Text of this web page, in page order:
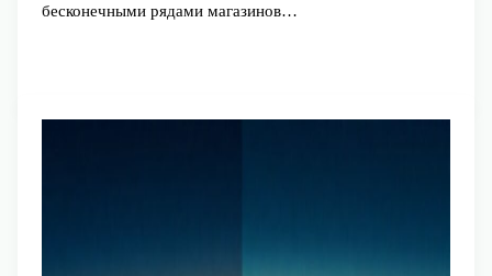
бесконечными рядами магазинов…